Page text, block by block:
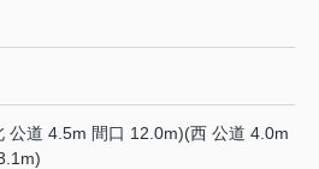
公道 4.5m 間口 12.0m)(西 公道 4.0m